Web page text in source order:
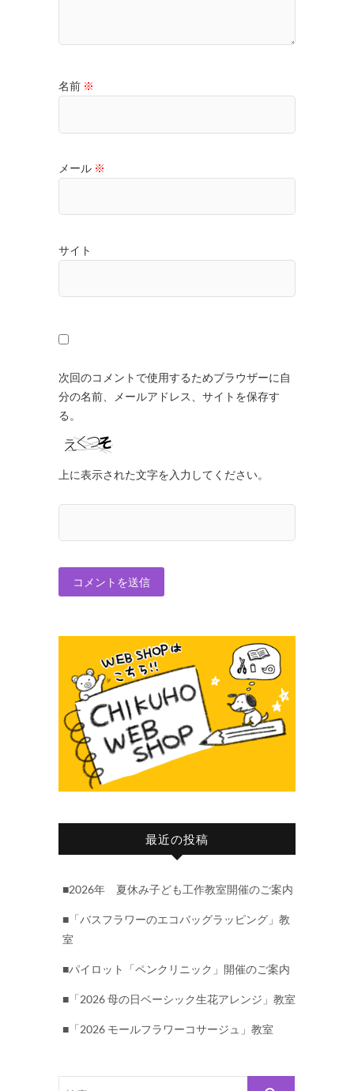
名前 ※
メール ※
サイト
次回のコメントで使用するためブラウザーに自
分の名前、メールアドレス、サイトを保存す
る。
上に表示された文字を入力してください。
最近の投稿
■2026年 夏休み子ども工作教室開催のご案内
■「バスフラワーのエコバッグラッピング」教
室
■パイロット「ペンクリニック」開催のご案内
■「2026 母の日ベーシック生花アレンジ」教室
■「2026 モールフラワーコサージュ」教室